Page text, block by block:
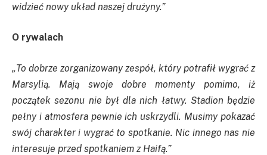
widzieć nowy układ naszej drużyny.”
O rywalach
„To dobrze zorganizowany zespół, który potrafił wygrać z
Marsylią. Mają swoje dobre momenty pomimo, iż
początek sezonu nie był dla nich łatwy. Stadion będzie
pełny i atmosfera pewnie ich uskrzydli. Musimy pokazać
swój charakter i wygrać to spotkanie. Nic innego nas nie
interesuje przed spotkaniem z Haifą.”